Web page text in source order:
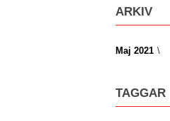
ARKIV
Maj 2021
TAGGAR